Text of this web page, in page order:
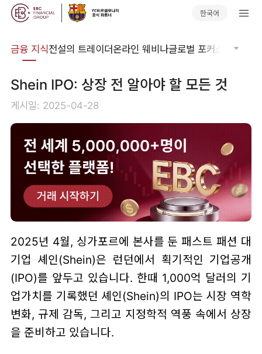
한국어
금융 지식전설의 트레이더온라인 웨비나글로벌 포커스 기술적
Shein IPO: 상장 전 알아야 할 모든 것
게시일: 2025-04-28
2025년 4월, 싱가포르에 본사를 둔 패스트 패션 대
기업 셰인(Shein)은 런던에서 획기적인 기업공개
(IPO)를 앞두고 있습니다. 한때 1,000억 달러의 기
업가치를 기록했던 셰인(Shein)의 IPO는 시장 역학
변화, 규제 감독, 그리고 지정학적 역풍 속에서 상장
을 준비하고 있습니다.